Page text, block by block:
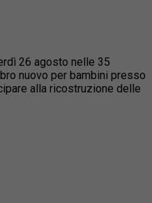
26 agosto nelle 35
nuovo per bambini presso
alla ricostruzione delle